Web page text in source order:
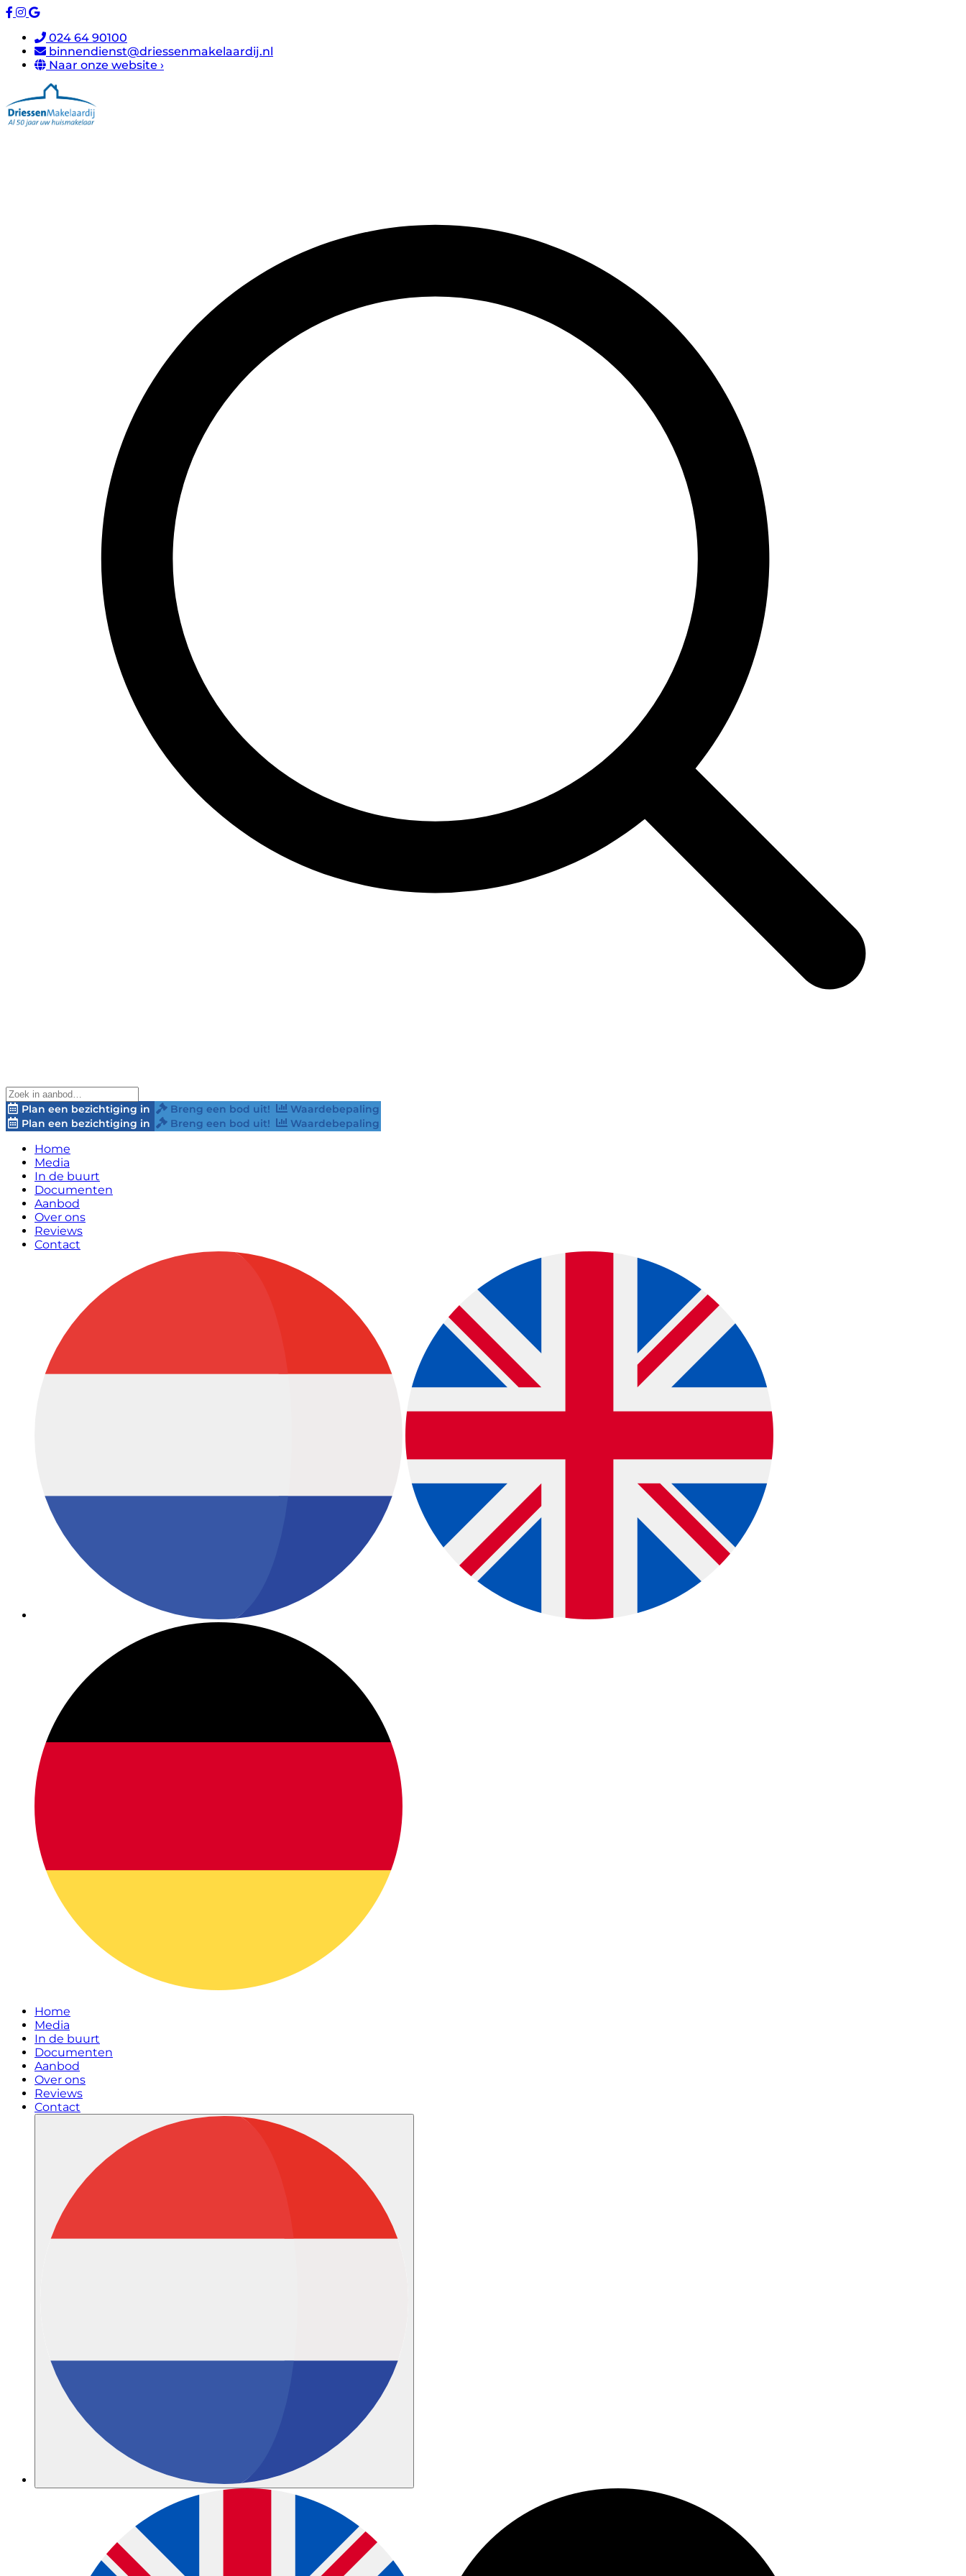
024 64 90100
binnendienst@driessenmakelaardij.nl
Naar onze website ›
Plan een bezichtiging in Breng een bod uit!
Waardebepaling
Plan een bezichtiging in
Breng een bod uit! Waardebepaling
Home
Media
In de buurt
Documenten
Aanbod
Over ons
Reviews
Contact
Home
Media
In de buurt
Documenten
Aanbod
Over ons
Reviews
Contact